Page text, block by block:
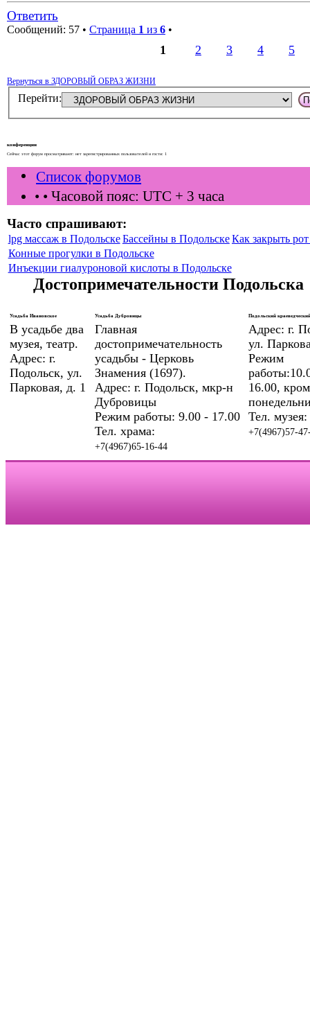
Ответить
Сообщений: 57 • Страница 1 из 6 •
1 2 3 4 5
Вернуться в ЗДОРОВЫЙ ОБРАЗ ЖИЗНИ
Перейти:
конференции
Сейчас этот форум просматривают: нет зарегистрированных пользователей и гости: 1
Список форумов
• • Часовой пояс: UTC + 3 часа
Часто спрашивают:
lpg массаж в Подольске Бассейны в ПодольскеКак закрыть
Конные прогулки в Подольске
Инъекции гиалуроновой кислоты в Подольске
Достопримечательности Подольска
Усадьба Ивановское
В усадьбе два
музея, театр.
Адрес: г.
Подольск, ул.
Парковая, д. 1
Усадьба Дубровицы
Главная
достопримечательность
усадьбы - Церковь
Знамения (1697).
Адрес: г. Подольск, мкр-н
Дубровицы
Режим работы: 9.00 - 17.00
Тел. храма:
+7(4967)65-16-44
Подольский
Адрес: г.
ул.
Режим
16.00,
Тел. музея:
+7(4967)57-